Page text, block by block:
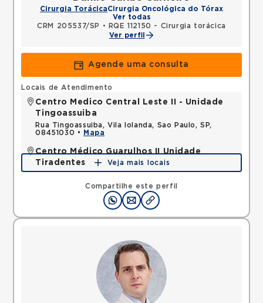
Cirurgia TorácicaCirurgia Oncológica do Tórax
Ver todas
CRM 205537/SP
•
RQE 112150 - Cirurgia torácica
Ver perfil
Agende uma consulta
Compartilhe este perfil
Locais de Atendimento
Centro Medico Central Leste II - Unidade
Tingoassuiba
Rua Tingoassuiba, Vila Iolanda, Sao Paulo, SP,
08451030 •
Mapa
Centro Médico Guarulhos II Unidade
Tiradentes
Avenida Tiradentes, Jardim Guarulhos, Guarulhos,
SP, 07090000 •
Mapa
Veja mais locais